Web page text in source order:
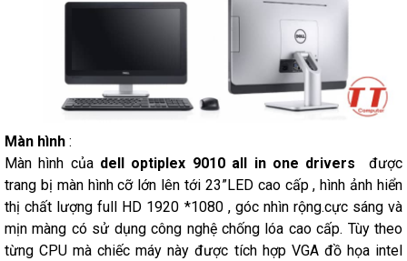
Màn hình :
Màn hình của dell optiplex 9010 all in one drivers được
trang bị màn hình cỡ lớn lên tới 23”LED cao cấp , hình ảnh hiển
thị chất lượng full HD 1920 *1080 , góc nhìn rộng.cực sáng và
mịn màng có sử dụng công nghệ chống lóa cao cấp. Tùy theo
từng CPU mà chiếc máy này được tích hợp VGA đồ họa intel